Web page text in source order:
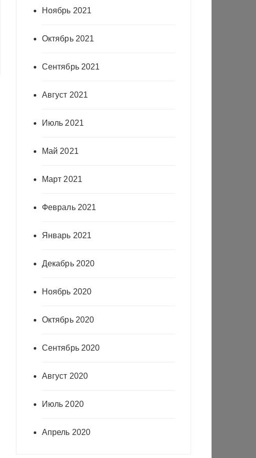
Ноябрь 2021
Октябрь 2021
Сентябрь 2021
Август 2021
Июль 2021
Май 2021
Март 2021
Февраль 2021
Январь 2021
Декабрь 2020
Ноябрь 2020
Октябрь 2020
Сентябрь 2020
Август 2020
Июль 2020
Апрель 2020